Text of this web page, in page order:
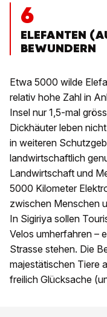
6
ELEFANTEN
BEWUNDERN
Etwa 5000 wilde
relativ hohe Zahl in
Insel nur 1,5-mal
Dickhäuter leben
in weiteren
landwirtschaftlich
Landwirtschaft und
5000 Kilometer
zwischen Menschen
In Sigiriya sollen
Velos umherfahren –
Strasse stehen. Die
majestätischen Tiere
freilich Glücksache